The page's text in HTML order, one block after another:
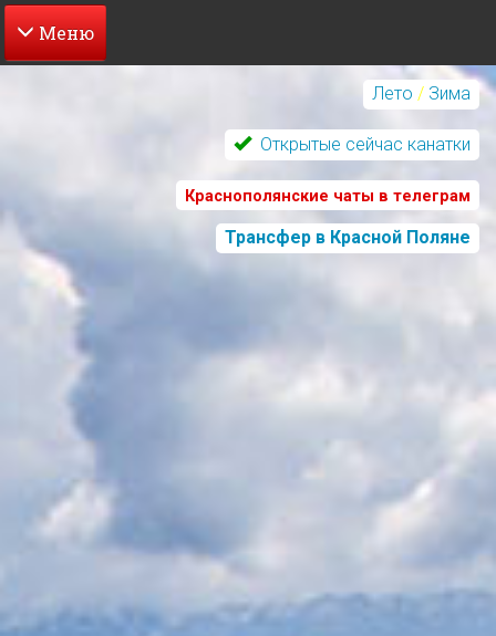
Перейти
Лето / Зима
Открытые сейчас канатки
Краснополянские чаты в телеграм
Трансфер в Красной Поляне